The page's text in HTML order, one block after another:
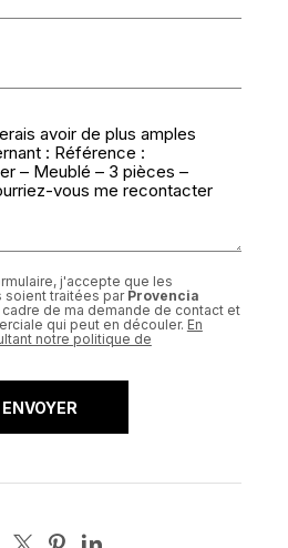
j'accepte que les
soient traitées par Provencia
cadre de ma demande de contact et
qui peut en découler. En
notre politique de